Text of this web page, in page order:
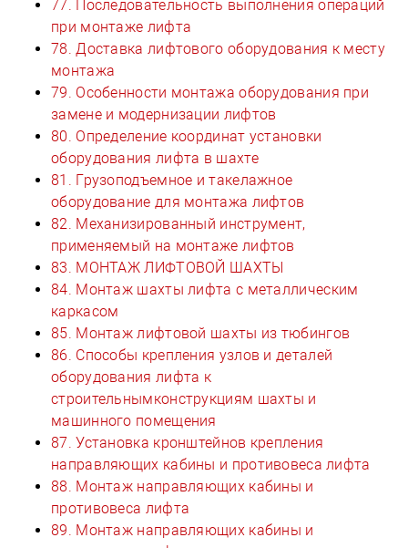
77. Последовательность выполнения операций
при монтаже лифта
78. Доставка лифтового оборудования к месту
монтажа
79. Особенности монтажа оборудования при
замене и модернизации лифтов
80. Определение координат установки
оборудования лифта в шахте
81. Грузоподъемное и такелажное
оборудование для монтажа лифтов
82. Механизированный инструмент,
применяемый на монтаже лифтов
83. МОНТАЖ ЛИФТОВОЙ ШАХТЫ
84. Монтаж шахты лифта с металлическим
каркасом
85. Монтаж лифтовой шахты из тюбингов
86. Способы крепления узлов и деталей
оборудования лифта к
строительнымконструкциям шахты и
машинного помещения
87. Установка кронштейнов крепления
направляющих кабины и противовеса лифта
88. Монтаж направляющих кабины и
противовеса лифта
89. Монтаж направляющих кабины и